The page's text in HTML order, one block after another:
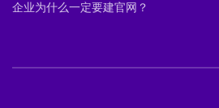
企业为什么一定要建官网？